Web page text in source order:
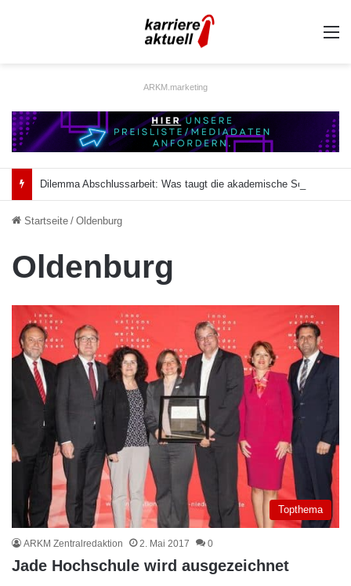
ARKM.marketing
Startseite / Oldenburg
Oldenburg
Topthema
ARKM Zentralredaktion 2. Mai 2017 0
Jade Hochschule wird ausgezeichnet